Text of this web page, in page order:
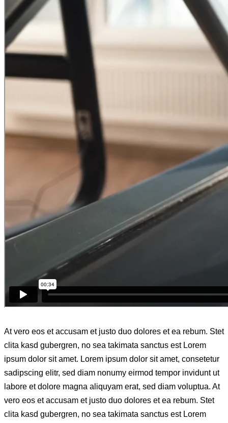
At vero eos et accusam et justo duo dolores et ea rebum. Stet
clita kasd gubergren, no sea takimata sanctus est Lorem
ipsum dolor sit amet. Lorem ipsum dolor sit amet, consetetur
sadipscing elitr, sed diam nonumy eirmod tempor invidunt ut
labore et dolore magna aliquyam erat, sed diam voluptua. At
vero eos et accusam et justo duo dolores et ea rebum. Stet
clita kasd gubergren, no sea takimata sanctus est Lorem